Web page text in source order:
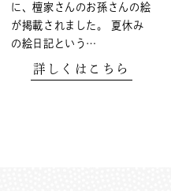
に、檀家さんのお孫さんの絵
が掲載されました。 夏休み
の絵日記という…
詳しくはこちら